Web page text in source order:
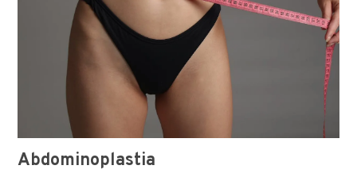
Abdominoplastia